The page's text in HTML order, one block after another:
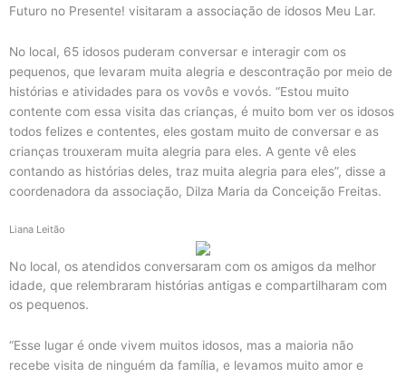
Futuro no Presente! visitaram a associação de idosos Meu Lar.
No local, 65 idosos puderam conversar e interagir com os
pequenos, que levaram muita alegria e descontração por meio de
histórias e atividades para os vovôs e vovós. “Estou muito
contente com essa visita das crianças, é muito bom ver os idosos
todos felizes e contentes, eles gostam muito de conversar e as
crianças trouxeram muita alegria para eles. A gente vê eles
contando as histórias deles, traz muita alegria para eles”, disse a
coordenadora da associação, Dilza Maria da Conceição Freitas.
Liana Leitão
No local, os atendidos conversaram com os amigos da melhor
idade, que relembraram histórias antigas e compartilharam com
os pequenos.
“Esse lugar é onde vivem muitos idosos, mas a maioria não
recebe visita de ninguém da família, e levamos muito amor e